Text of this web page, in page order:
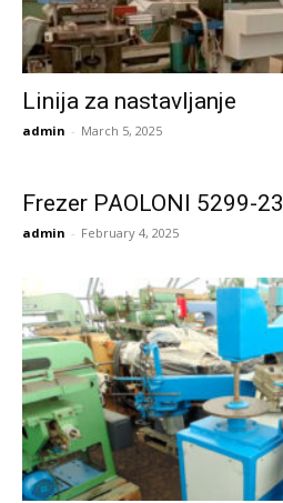
Linija za nastavljanje
admin - March 5, 2025
Frezer PAOLONI 5299-23
admin - February 4, 2025